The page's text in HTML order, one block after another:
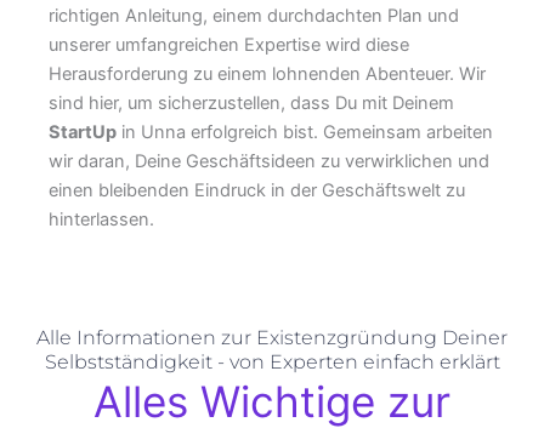
richtigen Anleitung, einem durchdachten Plan und
unserer umfangreichen Expertise wird diese
Herausforderung zu einem lohnenden Abenteuer. Wir
sind hier, um sicherzustellen, dass Du mit Deinem
StartUp in Unna erfolgreich bist. Gemeinsam arbeiten
wir daran, Deine Geschäftsideen zu verwirklichen und
einen bleibenden Eindruck in der Geschäftswelt zu
hinterlassen.
Alle Informationen zur Existenzgründung Deiner
Selbstständigkeit - von Experten einfach erklärt
Alles Wichtige zur